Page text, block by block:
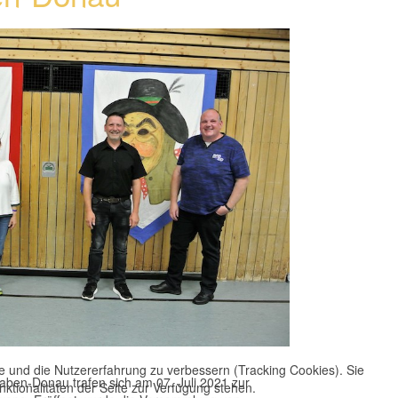
Donau trafen sich am 07. Juli 2021 zur
die Nutzererfahrung zu verbessern (Tracking Cookies). Sie
der Seite zur Verfügung stehen.